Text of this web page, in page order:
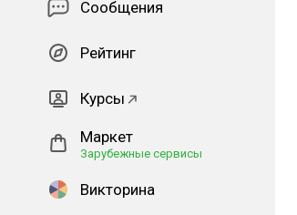
Сообщения
Рейтинг
Курсы
Маркет
Зарубежные сервисы
Викторина